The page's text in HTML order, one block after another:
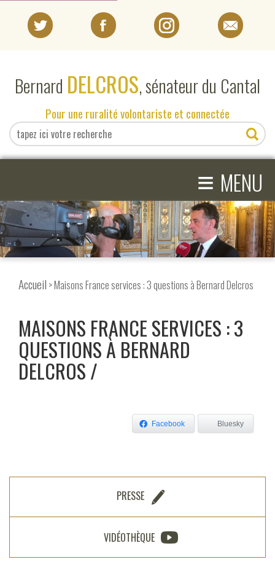
Bernard DELCROS, sénateur du Cantal
Pour une ruralité volontariste et connectée
≡ MENU
EN DIRECT DU SÉNAT
EN DIRECT DU CANTAL
COMPRENDRE LE SÉNAT
Accueil > Maisons France services : 3 questions à Bernard Delcros
MAISONS FRANCE SERVICES : 3
QUESTIONS À BERNARD
DELCROS
Facebook Bluesky
PRESSE
VIDÉOTHÈQUE